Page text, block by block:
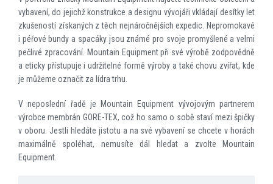
vybavení, do jejichž konstrukce a designu vývojáři vkládají desítky let
zkušeností získaných z těch nejnáročnějších expedic. Nepromokavé
i péřové bundy a spacáky jsou známé pro svoje promyšlené a velmi
pečlivé zpracování. Mountain Equipment při své výrobě zodpovědně
a eticky přístupuje i udržitelné formě výroby a také chovu zvířat, kde
je můžeme označit za lídra trhu.
V neposlední řadě je Mountain Equipment vývojovým partnerem
výrobce membrán GORE-TEX, což ho samo o sobě staví mezi špičky
v oboru. Jestli hledáte jistotu a na své vybavení se chcete v horách
maximálně spoléhat, nemusíte dál hledat a zvolte Mountain
Equipment.